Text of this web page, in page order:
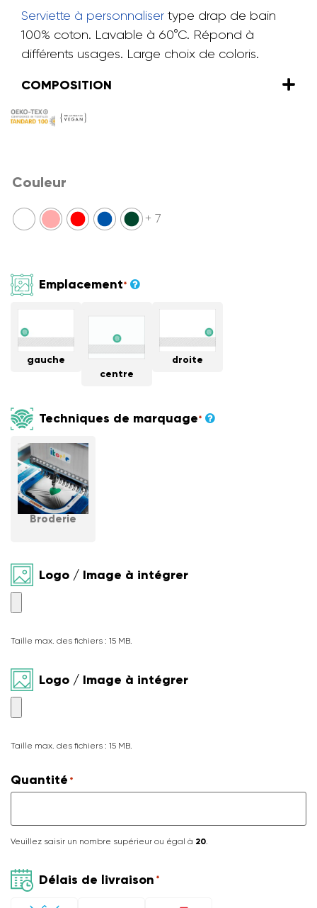
Serviette à personnaliser type drap de bain
100% coton. Lavable à 60°C. Répond à
différents usages. Large choix de coloris.
COMPOSITION
Couleur
+ 7
Emplacement*
gauche
centre
droite
Techniques de marquage*
Broderie
Logo / Image à intégrer
Taille max. des fichiers : 15 MB.
Logo / Image à intégrer
Taille max. des fichiers : 15 MB.
Quantité *
Veuillez saisir un nombre supérieur ou égal à 20
Délais de livraison *